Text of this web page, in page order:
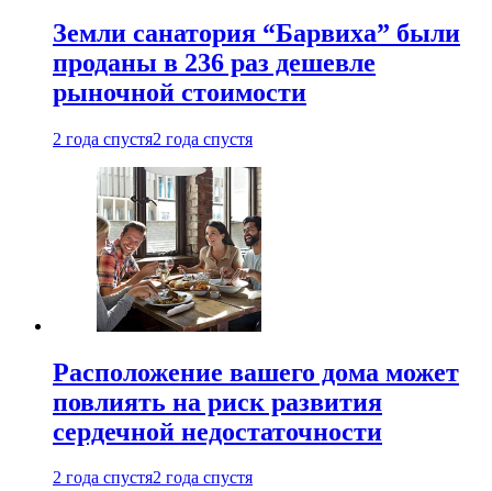
Земли санатория “Барвиха” были
проданы в 236 раз дешевле
рыночной стоимости
2 года спустя2 года спустя
Расположение вашего дома может
повлиять на риск развития
сердечной недостаточности
2 года спустя2 года спустя